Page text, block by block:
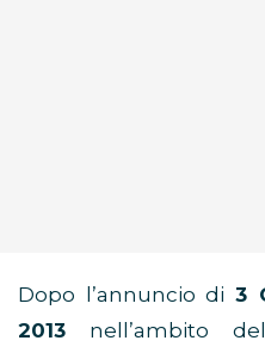
Dopo l’annuncio di 3
2013 nell’ambito